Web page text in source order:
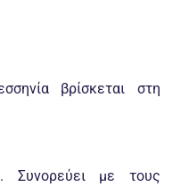
βρίσκεται στη
Συνορεύει με τους